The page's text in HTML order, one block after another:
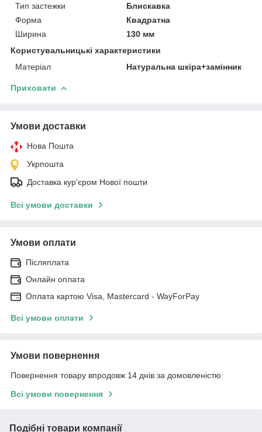
Тип застежки
Блискавка
Форма
Квадратна
Ширина
130 мм
Користувальницькі характеристики
Матеріал
Натуральна шкіра+замінник
Приховати
Умови доставки
Нова Пошта
Укрпошта
Доставка кур'єром Нової пошти
Всі умови доставки
Умови оплати
Післяплата
Онлайн оплата
Оплата картою Visa, Mastercard - WayForPay
Всі умови оплати
Умови повернення
Повернення товару впродовж 14 днів за домовленістю
Всі умови повернення
Подібні товари компанії